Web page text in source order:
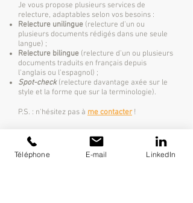
Je vous propose plusieurs services de
relecture, adaptables selon vos besoins :
Relecture unilingue (relecture d'un ou
plusieurs documents rédigés dans une seule
langue) ;
Relecture bilingue (relecture d'un ou plusieurs
documents traduits en français depuis
l'anglais ou l'espagnol) ;
Spot-check(relecture davantage axée sur le
style et la forme que sur la terminologie).
P.S. : n'hésitez pas à mecontacter !
Téléphone E-mail LinkedIn